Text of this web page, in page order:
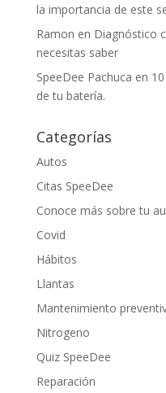
la importancia de este
Ramon en Diagnóstico
necesitas saber
SpeeDee Pachuca en
de tu batería.
Categorías
Autos
Citas SpeeDee
Conoce más sobre tu
Covid
Hábitos
Llantas
Mantenimiento
Nitrogeno
Quiz SpeeDee
Reparación